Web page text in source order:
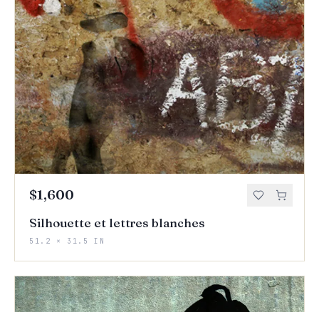
$1,600
Silhouette et lettres blanches
51.2 × 31.5 IN